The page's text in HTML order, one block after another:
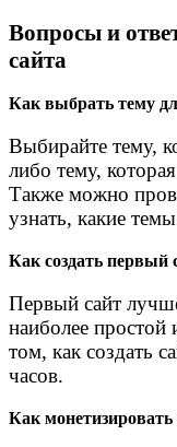
Вопросы и
сайта
Как выбрать тему
Выбирайте тему,
либо тему,
Также можно
узнать, какие
Как создать первый
Первый сайт
наиболее простой
том, как создать
часов.
Как